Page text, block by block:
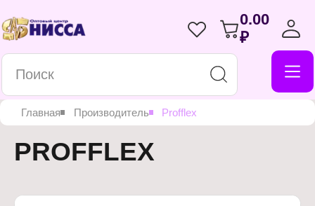
0.00
₽
Главная Производитель Profflex
PROFFLEX